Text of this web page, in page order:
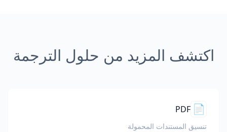
اكتشف المزيد من حلول الترجمة
📄
PDF
تنسيق المستندات المحمولة